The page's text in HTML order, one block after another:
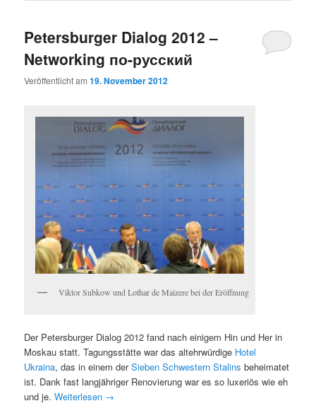
Petersburger Dialog 2012 –
Networking по-русский
Veröffentlicht am19. November 2012
Viktor Subkow und Lothar de Maizere bei der Eröffnung
Der Petersburger Dialog 2012 fand nach einigem Hin und Her in
Moskau statt. Tagungsstätte war das altehrwürdige Hotel
Ukraina, das in einem derSieben Schwestern Stalins beheimatet
ist. Dank fast langjähriger Renovierung war es so luxeriös wie eh
und je.Weiterlesen →